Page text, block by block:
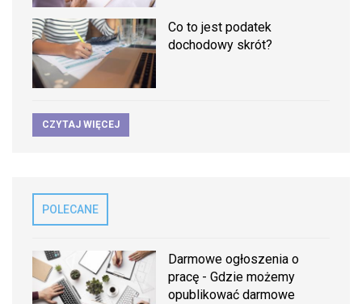
Co to jest podatek
dochodowy skrót?
CZYTAJ WIĘCEJ
POLECANE
Darmowe ogłoszenia o
pracę - Gdzie możemy
opublikować darmowe